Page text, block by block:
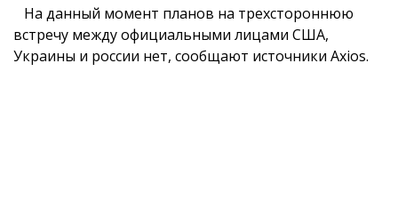
На данный момент планов на трехстороннюю
встречу между официальными лицами США,
Украины и россии нет, сообщают источники Axios.